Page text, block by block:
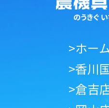
>ホー
>香川
>倉吉